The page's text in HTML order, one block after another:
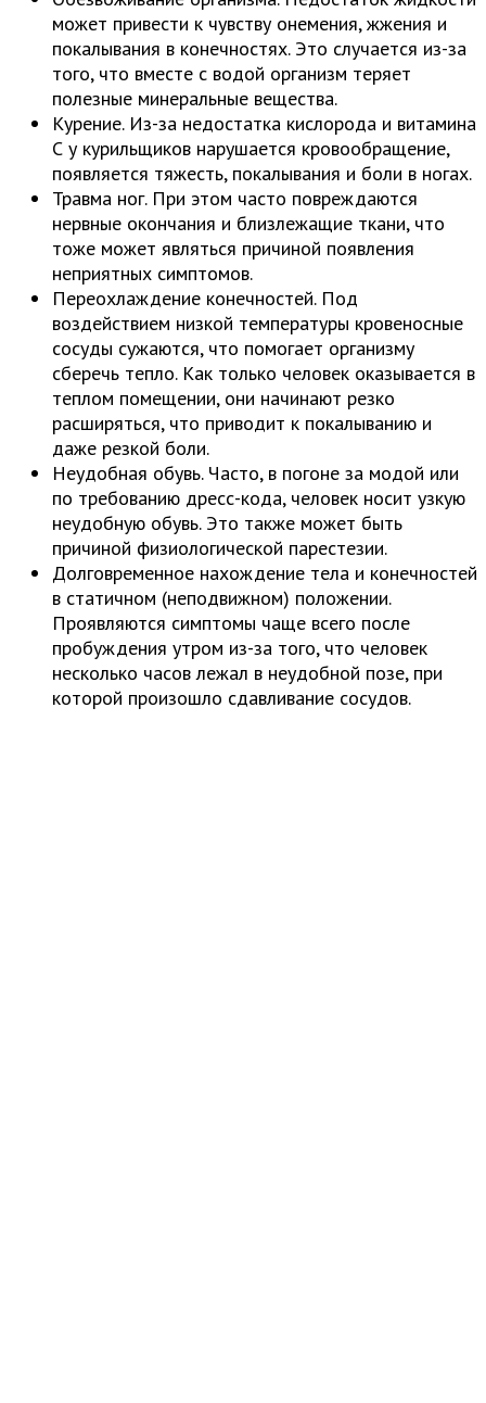
может привести к чувству онемения, жжения и
покалывания в конечностях. Это случается из-за
того, что вместе с водой организм теряет
полезные минеральные вещества.
Курение. Из-за недостатка кислорода и витамина
С у курильщиков нарушается кровообращение,
появляется тяжесть, покалывания и боли в ногах.
Травма ног. При этом часто повреждаются
нервные окончания и близлежащие ткани, что
тоже может являться причиной появления
неприятных симптомов.
Переохлаждение конечностей. Под
воздействием низкой температуры кровеносные
сосуды сужаются, что помогает организму
сберечь тепло. Как только человек оказывается в
теплом помещении, они начинают резко
расширяться, что приводит к покалыванию и
даже резкой боли.
Неудобная обувь. Часто, в погоне за модой или
по требованию дресс-кода, человек носит узкую
неудобную обувь. Это также может быть
причиной физиологической парестезии.
Долговременное нахождение тела и конечностей
в статичном (неподвижном) положении.
Проявляются симптомы чаще всего после
пробуждения утром из-за того, что человек
несколько часов лежал в неудобной позе, при
которой произошло сдавливание сосудов.